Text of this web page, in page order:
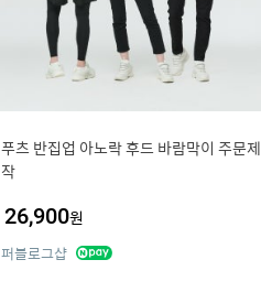
푸츠 반집업 아노락 후드 바람막이 주문제
작
26,900원
퍼블로그샵